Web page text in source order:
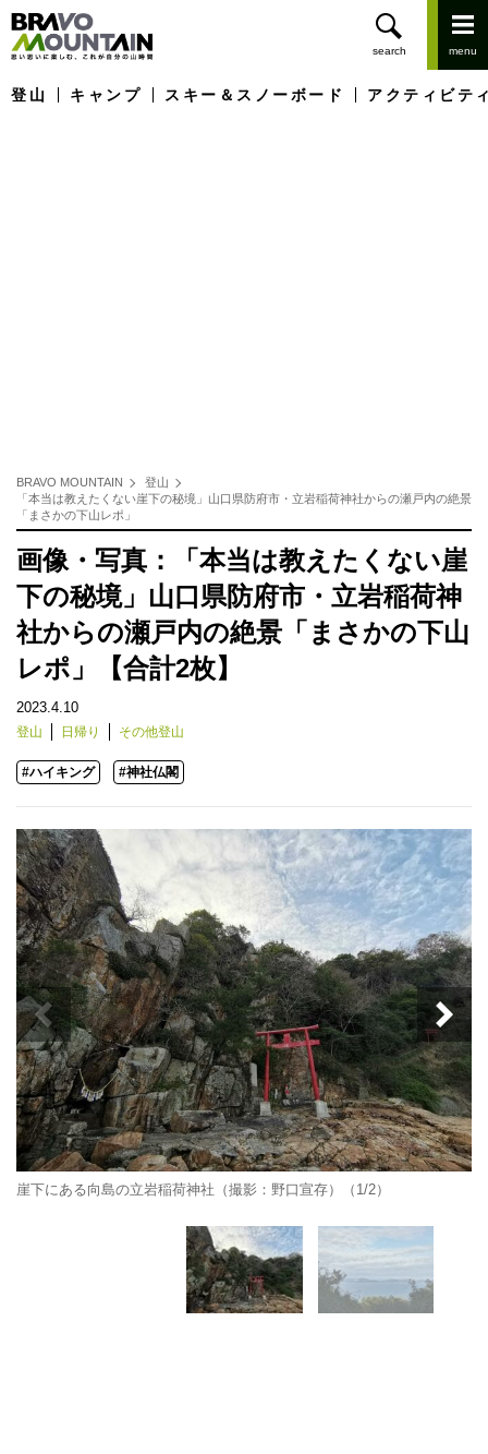
登山 キャンプ スキー＆スノーボード アクティビテ
BRAVO MOUNTAIN
登山
「本当は教えたくない崖下の秘境」山口県防府市・立岩稲荷神社からの瀬戸内の絶景
「まさかの下山レポ」
画像・写真：「本当は教えたくない崖
下の秘境」山口県防府市・立岩稲荷神
社からの瀬戸内の絶景「まさかの下山
レポ」【合計2枚】
2023.4.10
登山 日帰り その他登山
#ハイキング #神社仏閣
崖下にある向島の立岩稲荷神社（撮影：野口宣存）（1/2）